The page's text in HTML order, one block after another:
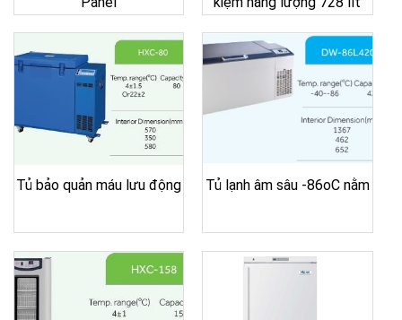
Tủ bảo quản máu lưu động Tủ lạnh âm sâu -86oC nằm